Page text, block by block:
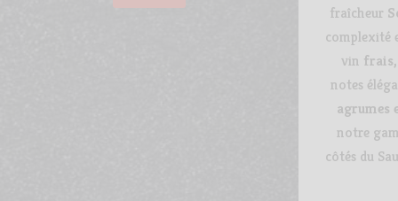
fraîcheur
complexité
vin
notes
agrumes
notre
côtés du